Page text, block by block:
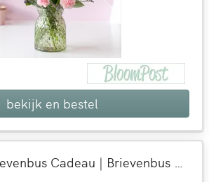
bekijk en bestel
BloomParty Brievenbus Cadeau | Brievenbus bloemen | 9 dagen versgarantie | Per post bezorgd